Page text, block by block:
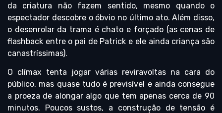
da criatura não fazem sentido, mesmo quando o
espectador descobre o óbvio no último ato. Além disso,
o desenrolar da trama é chato e forçado (as cenas de
flashback entre o pai de Patrick e ele ainda criança são
canastríssimas).
O clímax tenta jogar várias reviravoltas na cara do
público, mas quase tudo é previsível e ainda consegue
a proeza de alongar algo que tem apenas cerca de 90
minutos. Poucos sustos, a construção de tensão é